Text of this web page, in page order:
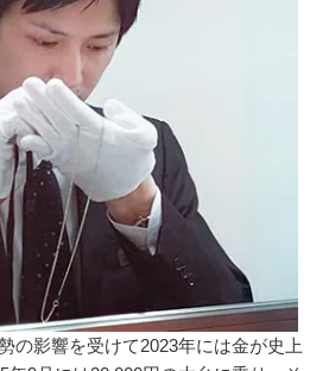
の影響を受けて2023年には金が史上